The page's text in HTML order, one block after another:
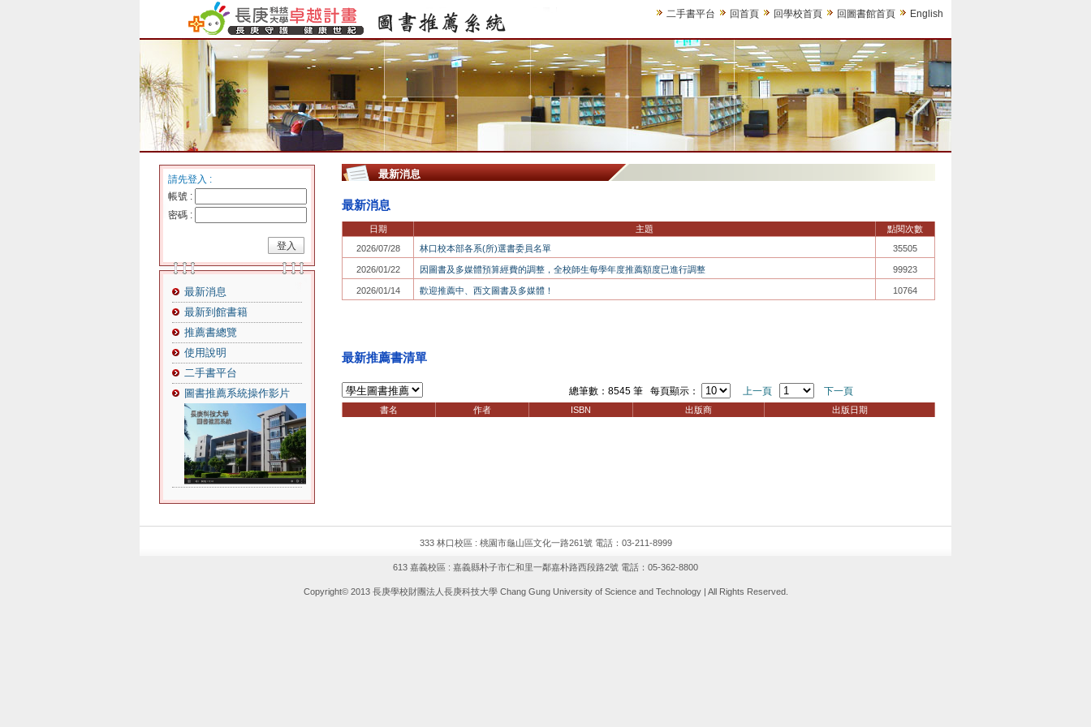
English
回圖書館首頁
回學校首頁
回首頁
二手書平台
請先登入 :
帳號 :
密碼 :
最新消息
最新到館書籍
推薦書總覽
使用說明
二手書平台
圖書推薦系統操作影片
最新消息
最新消息
日期 主題
點閱次數
2026/07/28
林口校本部各系(所)選書委員名單 35505
2026/01/22 因圖書及多媒體預算經費的調整，全校師生每學年度推薦額度已進行調整 99923
2026/01/14 歡迎推薦中、西文圖書及多媒體！ 10764
最新推薦書清單
總筆數：8545 筆 每頁顯示： 上一頁 下一頁
書名 作者 ISBN 出版商 出版日期
333 林口校區 : 桃園市龜山區文化一路261號 電話：03-211-8999
613 嘉義校區 : 嘉義縣朴子市仁和里一鄰嘉朴路西段路2號 電話：05-362-8800
Copyright© 2013 長庚學校財團法人長庚科技大學 Chang Gung University of Science and Technology | All Rights Reserved.